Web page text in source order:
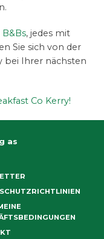
, jedes mit
Sie sich von der
bei Ihrer nächsten
Co Kerry!
as